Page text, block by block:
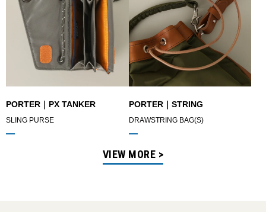
PORTER｜PX TANKER
SLING PURSE
PORTER｜STRING
DRAWSTRING BAG(S)
VIEW MORE >